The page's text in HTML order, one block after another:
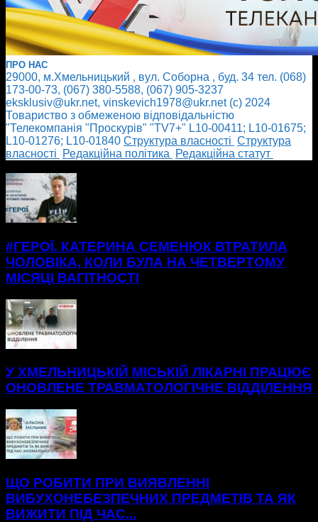
ПРО НАС
29000, м.Хмельницький , вул. Соборна , буд. 34 тел. (068)
173-00-73, (067) 380-5588, (067) 905-3237
eksklusiv@ukr.net, vinskevich1978@ukr.net (с) 2024
Товариство з обмеженою відповідальністю
"Телекомпанія "Проскурів" "TV7+" L10-00411; L10-01675;
L10-01276; L10-01840 Cтруктура власності Cтруктура
власності
Редакційна політика
Редакційна статут
#ГЕРОЇ. КАТЕРИНА СЕМЕНЮК ВТРАТИЛА
ЧОЛОВІКА, КОЛИ БУЛА НА ЧЕТВЕРТОМУ
МІСЯЦІ ВАГІТНОСТІ
У ХМЕЛЬНИЦЬКІЙ МІСЬКІЙ ЛІКАРНІ ПРАЦЮЄ
ОНОВЛЕНЕ ТРАВМАТОЛОГІЧНЕ ВІДДІЛЕННЯ
ЩО РОБИТИ ПРИ ВИЯВЛЕННІ
ВИБУХОНЕБЕЗПЕЧНИХ ПРЕДМЕТІВ ТА ЯК
ВИЖИТИ ПІД ЧАС...